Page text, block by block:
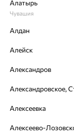
Вес:4.04 — 4.16
Цвет металла:
Проба:
Алатырь
Чувашия
Алдан
Алейск
Александров
Алексеевка
Алексеево-